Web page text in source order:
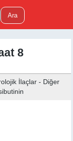
8
İlaçlar - Diğer